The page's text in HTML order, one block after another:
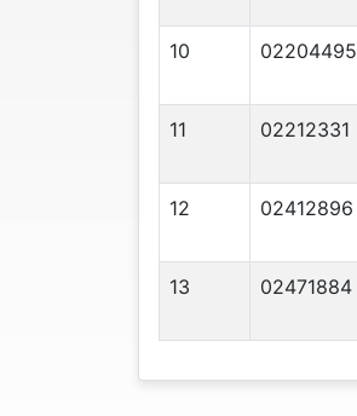
10 02204495
11 02212331
12 02412896
13 02471884